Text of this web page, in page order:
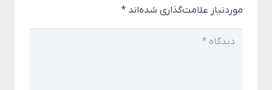
موردنیاز علامت‌گذاری شده‌اند *